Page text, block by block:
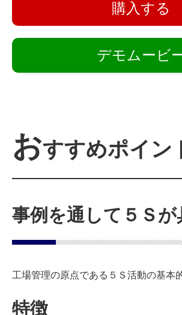
購入する
デモムービ
おすすめポイン
事例を通して５Ｓが
工場管理の原点である５Ｓ活動の基本
特徴